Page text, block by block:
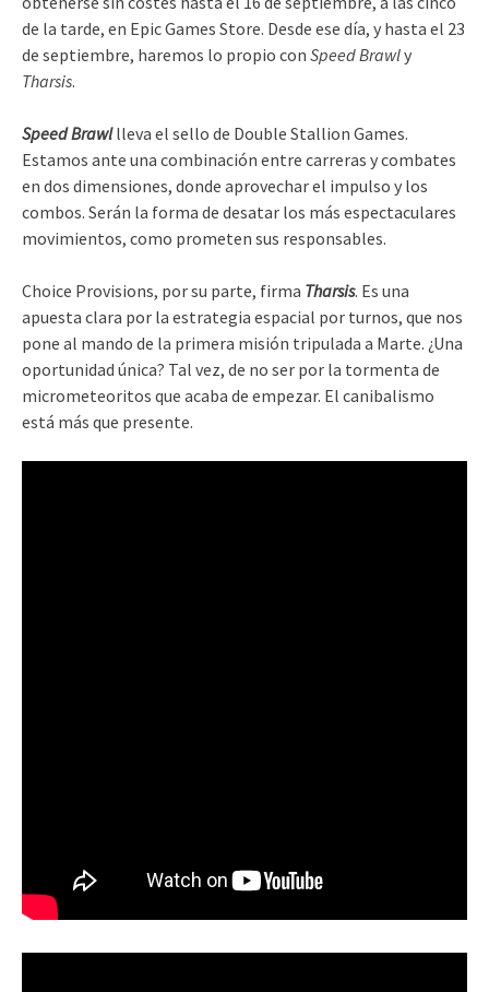
de la tarde, en Epic Games Store. Desde ese día, y hasta el 23
de septiembre, haremos lo propio con Speed Brawly
Tharsis.
Speed Brawl lleva el sello de Double Stallion Games.
Estamos ante una combinación entre carreras y combates
en dos dimensiones, donde aprovechar el impulso y los
combos. Serán la forma de desatar los más espectaculares
movimientos, como prometen sus responsables.
Choice Provisions, por su parte, firma Tharsis. Es una
apuesta clara por la estrategia espacial por turnos, que nos
pone al mando de la primera misión tripulada a Marte. ¿Una
oportunidad única? Tal vez, de no ser por la tormenta de
micrometeoritos que acaba de empezar. El canibalismo
está más que presente.